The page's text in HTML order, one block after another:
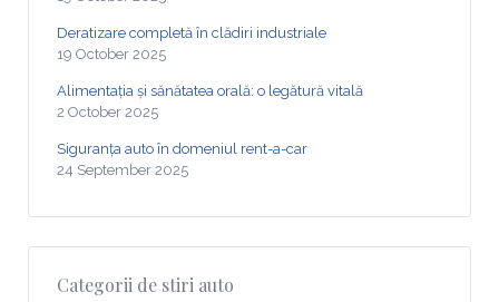
Deratizare completă în clădiri industriale
19 October 2025
Alimentația și sănătatea orală: o legătură vitală
2 October 2025
Siguranța auto în domeniul rent-a-car
24 September 2025
Categorii de stiri auto